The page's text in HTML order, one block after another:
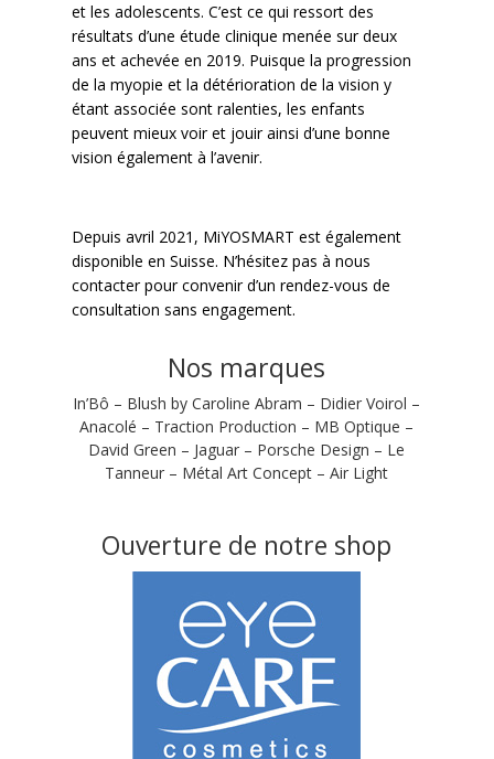
et les adolescents. C’est ce qui ressort des
résultats d’une étude clinique menée sur deux
ans et achevée en 2019. Puisque la progression
de la myopie et la détérioration de la vision y
étant associée sont ralenties, les enfants
peuvent mieux voir et jouir ainsi d’une bonne
vision également à l’avenir.
Depuis avril 2021, MiYOSMART est également
disponible en Suisse. N’hésitez pas à nous
contacter pour convenir d’un rendez-vous de
consultation sans engagement.
Nos marques
In’Bô – Blush by Caroline Abram – Didier Voirol –
Anacolé – Traction Production – MB Optique –
David Green – Jaguar – Porsche Design – Le
Tanneur – Métal Art Concept – Air Light
Ouverture de notre shop